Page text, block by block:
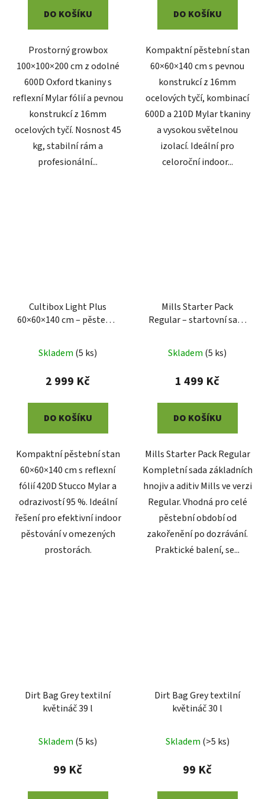
DO KOŠÍKU
Prostorný growbox
100×100×200 cm z odolné
600D Oxford tkaniny s
reflexní Mylar fólií a pevnou
konstrukcí z 16mm
ocelových tyčí. Nosnost 45
kg, stabilní rám a
profesionální...
DO KOŠÍKU
Kompaktní pěstební stan
60×60×140 cm s pevnou
konstrukcí z 16mm
ocelových tyčí, kombinací
600D a 210D Mylar tkaniny
a vysokou světelnou
izolací. Ideální pro
celoroční indoor...
Cultibox Light Plus
60×60×140 cm – pěstební
Skladem (5 ks)
2 999 Kč
DO KOŠÍKU
Kompaktní pěstební stan
60×60×140 cm s reflexní
fólií 420D Stucco Mylar a
odrazivostí 95 %. Ideální
řešení pro efektivní indoor
pěstování v omezených
prostorách.
Mills Starter Pack
Regular – startovní sada
Skladem (5 ks)
1 499 Kč
DO KOŠÍKU
Mills Starter Pack Regular
Kompletní sada základních
hnojiv a aditiv Mills ve verzi
Regular. Vhodná pro celé
pěstební období od
zakořenění po dozrávání.
Praktické balení, se...
Dirt Bag Grey textilní
květináč 39 l
Skladem (5 ks)
99 Kč
Dirt Bag Grey textilní
květináč 30 l
Skladem (>5 ks)
99 Kč